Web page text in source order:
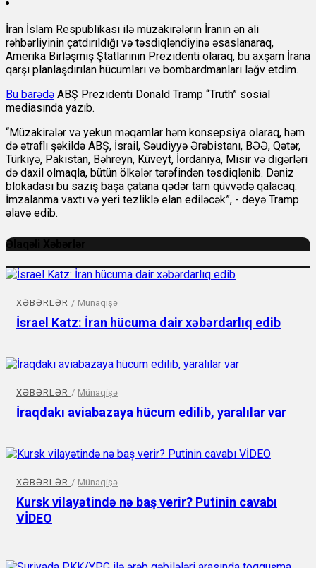
İran İslam Respublikası ilə müzakirələrin İranın ən ali
rəhbərliyinin çatdırıldığı və təsdiqləndiyinə əsaslanaraq,
Amerika Birləşmiş Ştatlarının Prezidenti olaraq, bu axşam İrana
qarşı planlaşdırılan hücumları və bombardmanları ləğv etdim.
Bu barədə ABŞ Prezidenti Donald Tramp “Truth” sosial
mediasında yazıb.
“Müzakirələr və yekun məqamlar həm konsepsiya olaraq, həm
də ətraflı şəkildə ABŞ, İsrail, Səudiyyə Ərəbistanı, BƏƏ, Qətər,
Türkiyə, Pakistan, Bəhreyn, Küveyt, İordaniya, Misir və digərləri
də daxil olmaqla, bütün ölkələr tərəfindən təsdiqlənib. Dəniz
blokadası bu saziş başa çatana qədər tam qüvvədə qalacaq.
İmzalanma vaxtı və yeri tezliklə elan ediləcək”, - deyə Tramp
əlavə edib.
Əlaqəli Xəbərlər
XƏBƏRLƏR / Münaqişə
İsrael Katz: İran hücuma dair xəbərdarlıq edib
XƏBƏRLƏR / Münaqişə
İraqdakı aviabazaya hücum edilib, yaralılar var
XƏBƏRLƏR / Münaqişə
Kursk vilayətində nə baş verir? Putinin cavabı
VİDEO